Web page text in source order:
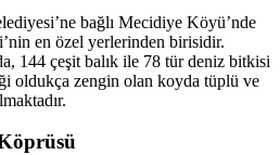
bağlı Mecidiye Köyü’nde
en özel yerlerinden birisidir.
144 çeşit balık ile 78 tür deniz bitkisi
oldukça zengin olan koyda tüplü ve